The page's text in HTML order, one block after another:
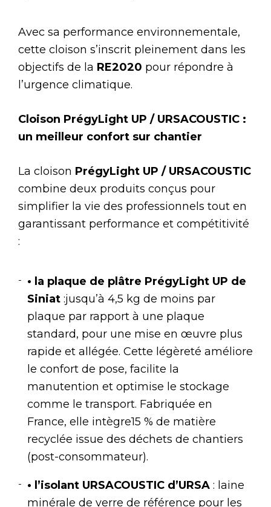
Avec sa performance environnementale,
cette cloison s’inscrit pleinement dans les
objectifs de la RE2020 pour répondre à
l’urgence climatique.
Cloison PrégyLight UP / URSACOUSTIC :
un meilleur confort sur chantier
La cloison PrégyLight UP / URSACOUSTIC
combine deux produits conçus pour
simplifier la vie des professionnels tout en
garantissant performance et compétitivité
:
• la plaque de plâtre PrégyLight UP de
Siniat :jusqu’à 4,5 kg de moins par
plaque par rapport à une plaque
standard, pour une mise en œuvre plus
rapide et allégée. Cette légèreté améliore
le confort de pose, facilite la
manutention et optimise le stockage
comme le transport. Fabriquée en
France, elle intègre15 % de matière
recyclée issue des déchets de chantiers
(post-consommateur).
• l’isolant URSACOUSTIC d’URSA : laine
minérale de verre de référence pour les